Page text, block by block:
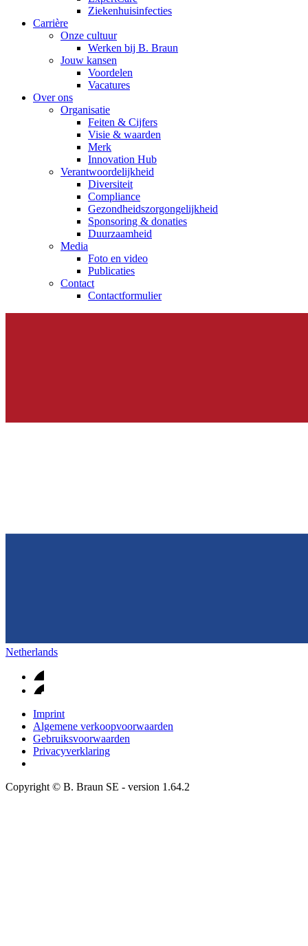
Ziekenhuisinfecties
Carrière
Onze cultuur
Werken bij B. Braun
Jouw kansen
Voordelen
Vacatures
Over ons
Organisatie
Feiten & Cijfers
Visie & waarden
Merk
Innovation Hub
Verantwoordelijkheid
Diversiteit
Compliance
Gezondheidszorgongelijkheid​
Sponsoring & donaties
Duurzaamheid
Media
Foto en video
Publicaties
Contact
Contactformulier
Netherlands
Imprint
Algemene verkoopvoorwaarden
Gebruiksvoorwaarden
Privacyverklaring
Copyright © B. Braun SE - version 1.64.2